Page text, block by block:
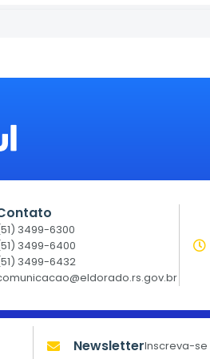
NewsletterInscreva-
3499-6300
3499-6400
3499-6432